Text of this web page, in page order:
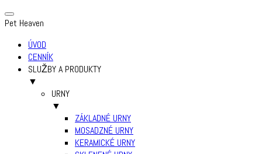
Pet Heaven
ÚVOD
CENNÍK
SLUŽBY A PRODUKTY
▼
URNY
▼
ZÁKLADNÉ URNY
MOSADZNÉ URNY
KERAMICKÉ URNY